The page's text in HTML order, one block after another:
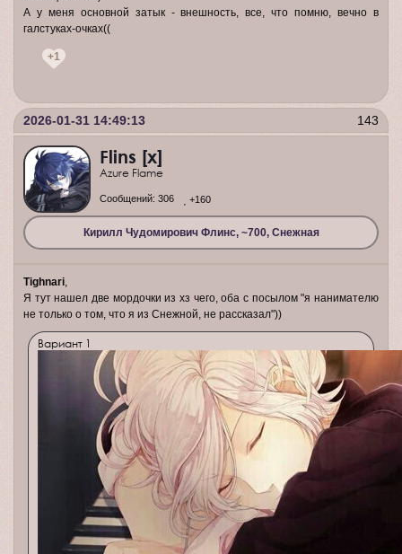
А у меня основной затык - внешность, все, что помню, вечно в
галстуках-очках((
+1
143
2026-01-31 14:49:13
Flins [x]
Azure Flame
Кирилл Чудомирович Флинс, ~700, Снежная
Сообщений: 306 +160
Tighnari,
Я тут нашел две мордочки из хз чего, оба с посылом "я нанимателю
не только о том, что я из Снежной, не рассказал"))
Вариант 1